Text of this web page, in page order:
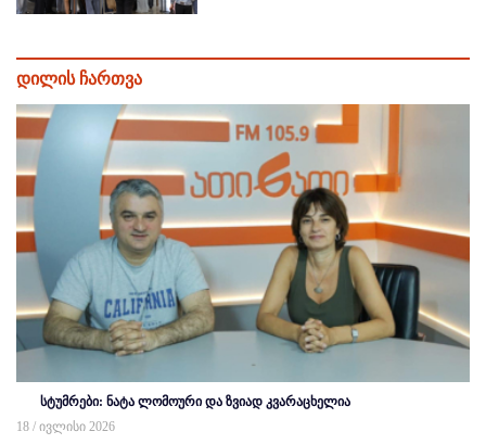
დილის ჩართვა
სტუმრები: ნატა ლომოური და ზვიად კვარაცხელია
18 / ივლისი 2026